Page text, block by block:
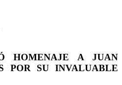
HOMENAJE A JUAN
POR SU INVALUABLE